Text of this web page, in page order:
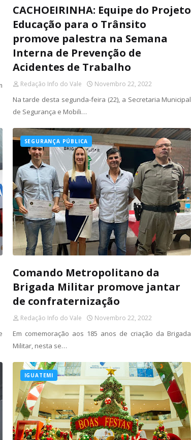
CACHOEIRINHA: Equipe do Projeto
Educação para o Trânsito
promove palestra na Semana
Interna de Prevenção de
Acidentes de Trabalho
Redação Info do Vale Novembro 22, 2022
Na tarde desta segunda-feira (22), a Secretaria Municipal
de Segurança e Mobili…
SEGURANÇA PÚBLICA
Comando Metropolitano da
Brigada Militar promove jantar
de confraternização
Redação Info do Vale Novembro 22, 2022
Em comemoração aos 185 anos de criação da Brigada
Militar, nesta se…
IGUATEMI